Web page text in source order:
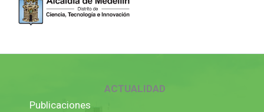
ACTUALIDAD
Publicaciones